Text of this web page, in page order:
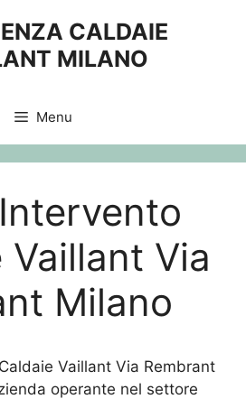
CALDAIE
MILANO
Menu
Vaillant Via
Milano
Vaillant Via Rembrant
operante nel settore